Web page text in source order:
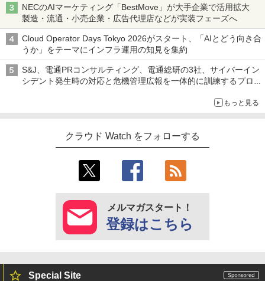
NECのAIマーケティング「BestMove」が大手企業で活用拡大
製造・流通・小売企業・広告代理店などが実装フェーズへ
Cloud Operator Days Tokyo 2026がスタート、「AIとどう向き合
うか」をテーマにインフラ運用の知見を集約
S&J、電通PRコンサルティング、電通総研の3社、サイバーイン
シデント発生時の対応と危機管理広報を一体的に訓練するプログ
もっと見る
クラウド Watch をフォローする
メルマガスタート！
登録はこちら
Special Site